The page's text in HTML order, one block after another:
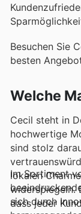
Besuchen Sie
besten
Welche
Cecil steht in
hochwertige
sind stolz
lokalen
widerspiegeln.
dass jeder
Im Sortiment
sich durch